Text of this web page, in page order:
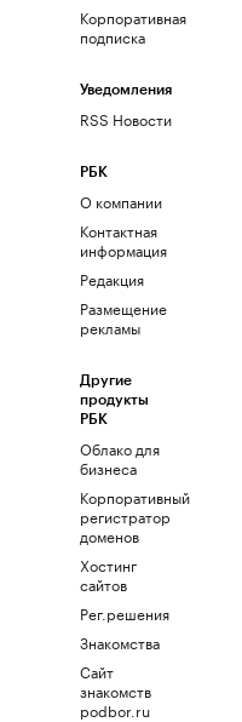
Корпоративная
подписка
Уведомления
RSS Новости
РБК
О компании
Контактная
информация
Редакция
Размещение
рекламы
Другие
продукты
РБК
Облако для
бизнеса
Корпоративный
регистратор
доменов
Хостинг
сайтов
Рег.решения
Знакомства
Сайт
знакомств
podbor.ru